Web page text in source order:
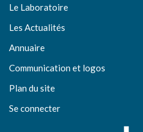
Le Laboratoire
Les Actualités
Annuaire
Communication et logos
Plan du site
Se connecter